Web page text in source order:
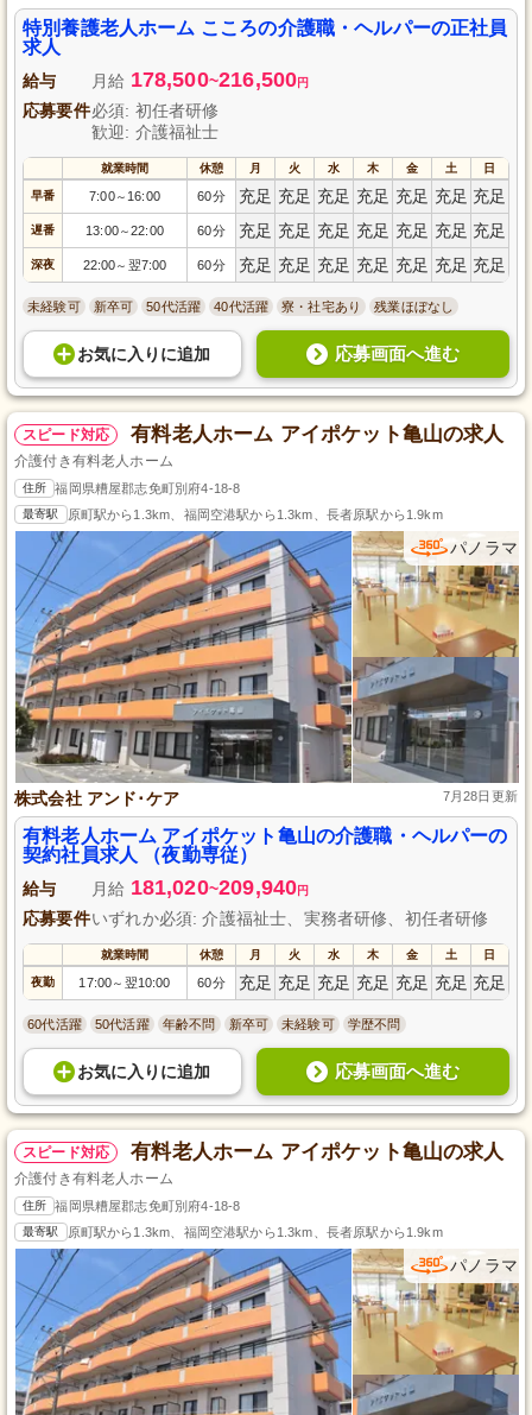
助はもちろん、生活支援やレクリエーション活動を通じて、精神的なケアに
も力を入れていただけます。初任者研修をお持ちで、実務経験2年以上の方を
求めています。ご応募お待ちしています。
特別養護老人ホーム こころの介護職・ヘルパーの正社員
求人
給与 月給 178,500~216,500円
応募要件必須: 初任者研修
歓迎: 介護福祉士
就業時間 休憩 月 火 水 木 金 土 日
早番 7:00～ 16:00 60分 充足 充足 充足 充足 充足 充足 充足
遅番 13:00～22:00 60分 充足 充足 充足 充足 充足 充足 充足
深夜 22:00～ 翌7:00 60分 充足 充足 充足 充足 充足 充足 充足
未経験可 新卒可 50代活躍 40代活躍 寮・社宅あり 残業ほぼなし
お気に入り に追加 応募画面へ進む
スピード対応 有料老人ホーム アイポケット亀山の求人
介護付き有料老人ホーム
住所 福岡県糟屋郡志免町別府4-18-8
最寄駅 原町駅から1.3km、福岡空港駅から1.3km、長者原駅から1.9km
パノラマ
株式会社 アンド･ケア 7月28日更新
有料老人ホーム アイポケット亀山の介護職・ヘルパーの
契約社員求人 （夜勤専従）
給与 月給 181,020~209,940円
応募要件いずれか必須: 介護福祉士、実務者研修、初任者研修
就業時間 休憩 月 火 水 木 金 土 日
夜勤 17:00～ 翌10:00 60分 充足 充足 充足 充足 充足 充足 充足
60代活躍 50代活躍 年齢不問 新卒可 未経験可 学歴不問
お気に入り に追加 応募画面へ進む
スピード対応 有料老人ホーム アイポケット亀山の求人
介護付き有料老人ホーム
住所 福岡県糟屋郡志免町別府4-18-8
最寄駅 原町駅から1.3km、福岡空港駅から1.3km、長者原駅から1.9km
パノラマ